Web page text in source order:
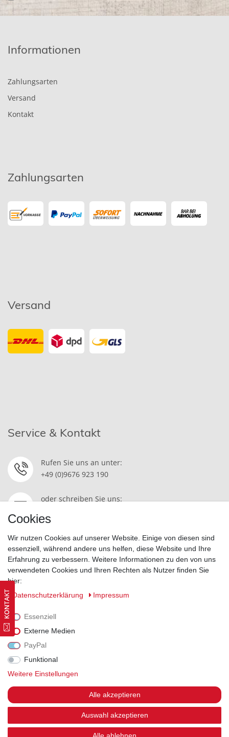
Informationen
Zahlungsarten
Versand
Kontakt
Zahlungsarten
Versand
Service & Kontakt
Rufen Sie uns an unter:
+49 (0)9676 923 190
oder schreiben Sie uns:
Widerrufsrecht | Datenschutzerklärung | AGB | Impressum
Cookies
Wir nutzen Cookies auf unserer Website. Einige von diesen sind
essenziell, während andere uns helfen, diese Website und Ihre
Erfahrung zu verbessern. Weitere Informationen zu den von uns
verwendeten Cookies und Ihren Rechten als Nutzer finden Sie
hier:
Daten­schutz­erklärung
Impressum
Essenziell
Externe Medien
PayPal
Funktional
Weitere Einstellungen
Alle akzeptieren
Auswahl akzeptieren